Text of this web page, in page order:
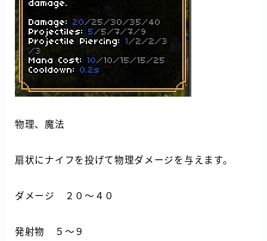
物理、魔法
扇状にナイフを投げて物理ダメージを与えます。
ダメージ ２０～４０
発射物 ５～９